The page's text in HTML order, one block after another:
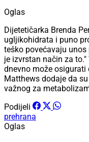
Oglas
Dijetetičarka Brenda
ugljikohidrata i puno
teško povećavaju
je izvrstan način za
dnevno može osigurati
Matthews dodaje da
važnog za
Podijeli
prehrana
Oglas